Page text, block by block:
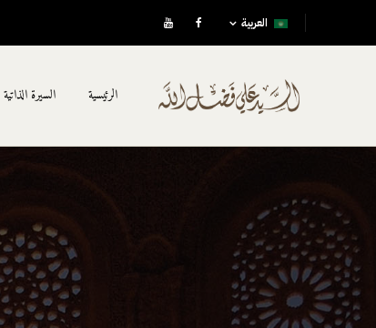
العربية
الرئيسية السيرة الذاتية